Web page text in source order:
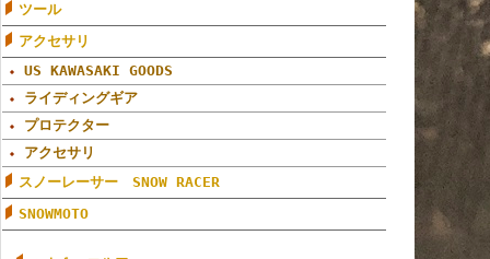
ツール
アクセサリ
US KAWASAKI GOODS
ライディングギア
プロテクター
アクセサリ
スノーレーサー SNOW RACER
SNOWMOTO